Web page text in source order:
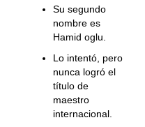
Su segundo
nombre es
Hamid oglu.
Lo intentó, pero
nunca logró el
título de
maestro
internacional.